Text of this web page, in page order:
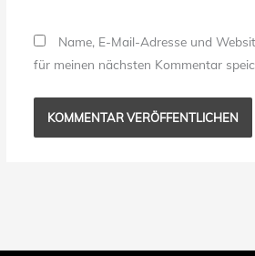
Name, E-Mail-Adresse und
für meinen nächsten Kommentar